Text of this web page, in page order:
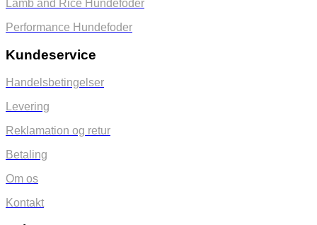
Lamb and Rice Hundefoder
Performance Hundefoder
Kundeservice
Handelsbetingelser
Levering
Reklamation og retur
Betaling
Om os
Kontakt